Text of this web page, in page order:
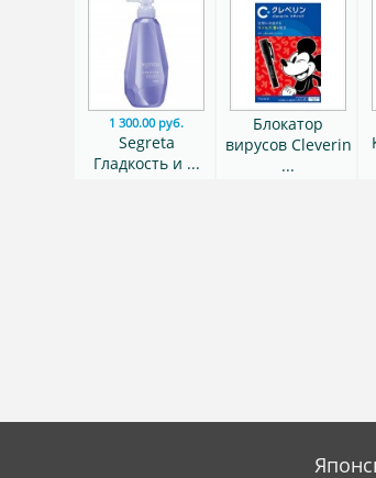
1 300.00 руб.
Segreta
Гладкость и ...
Блокатор
вирусов Cleverin
...